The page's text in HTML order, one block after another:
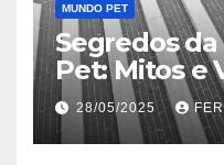
MUNDO PET
Segredos
Pet: Mitos e
Podem
28/05/2025